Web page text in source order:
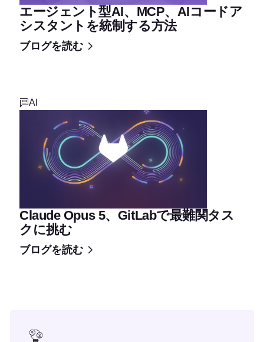
エージェント型AI、MCP、AIコードア
シスタントを統制する方法
ブログを読む
AI
Claude Opus 5、GitLabで最難関タス
クに挑む
ブログを読む